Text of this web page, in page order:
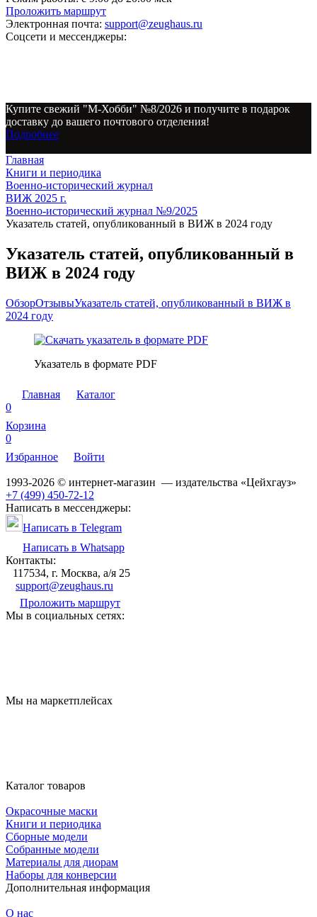
Проложить маршрут
Электронная почта: support@zeughaus.ru
Соцсети и мессенджеры:
Купите свежий "М-Хобби" №8/2026 и получите в подарок
доставку до вашего почтового отделения!
Подробнее
Главная
Книги и периодика
Военно-исторический журнал
ВИЖ 2025 г.
Военно-исторический журнал №9/2025
Указатель статей, опубликованный в ВИЖ в 2024 году
Указатель статей, опубликованный в
ВИЖ в 2024 году
ОбзорОтзывыУказатель статей, опубликованный в ВИЖ в
2024 году
Указатель в формате PDF
Главная
Каталог
0
Корзина
0
Избранное
Войти
1993-2026 © интернет-магазин — издательства «Цейхгауз»
+7 (499) 450-72-12
Написать в мессенджеры:
Написать в Telegram
Написать в Whatsapp
Контакты:
117534, г. Москва, а/я 25
support@zeughaus.ru
Проложить маршрут
Мы в социальных сетях:
Мы на маркетплейсах
Каталог товаров
Окрасочные маски
Книги и периодика
Сборные модели
Собранные модели
Материалы для диорам
Наборы для конверсии
Дополнительная информация
О нас